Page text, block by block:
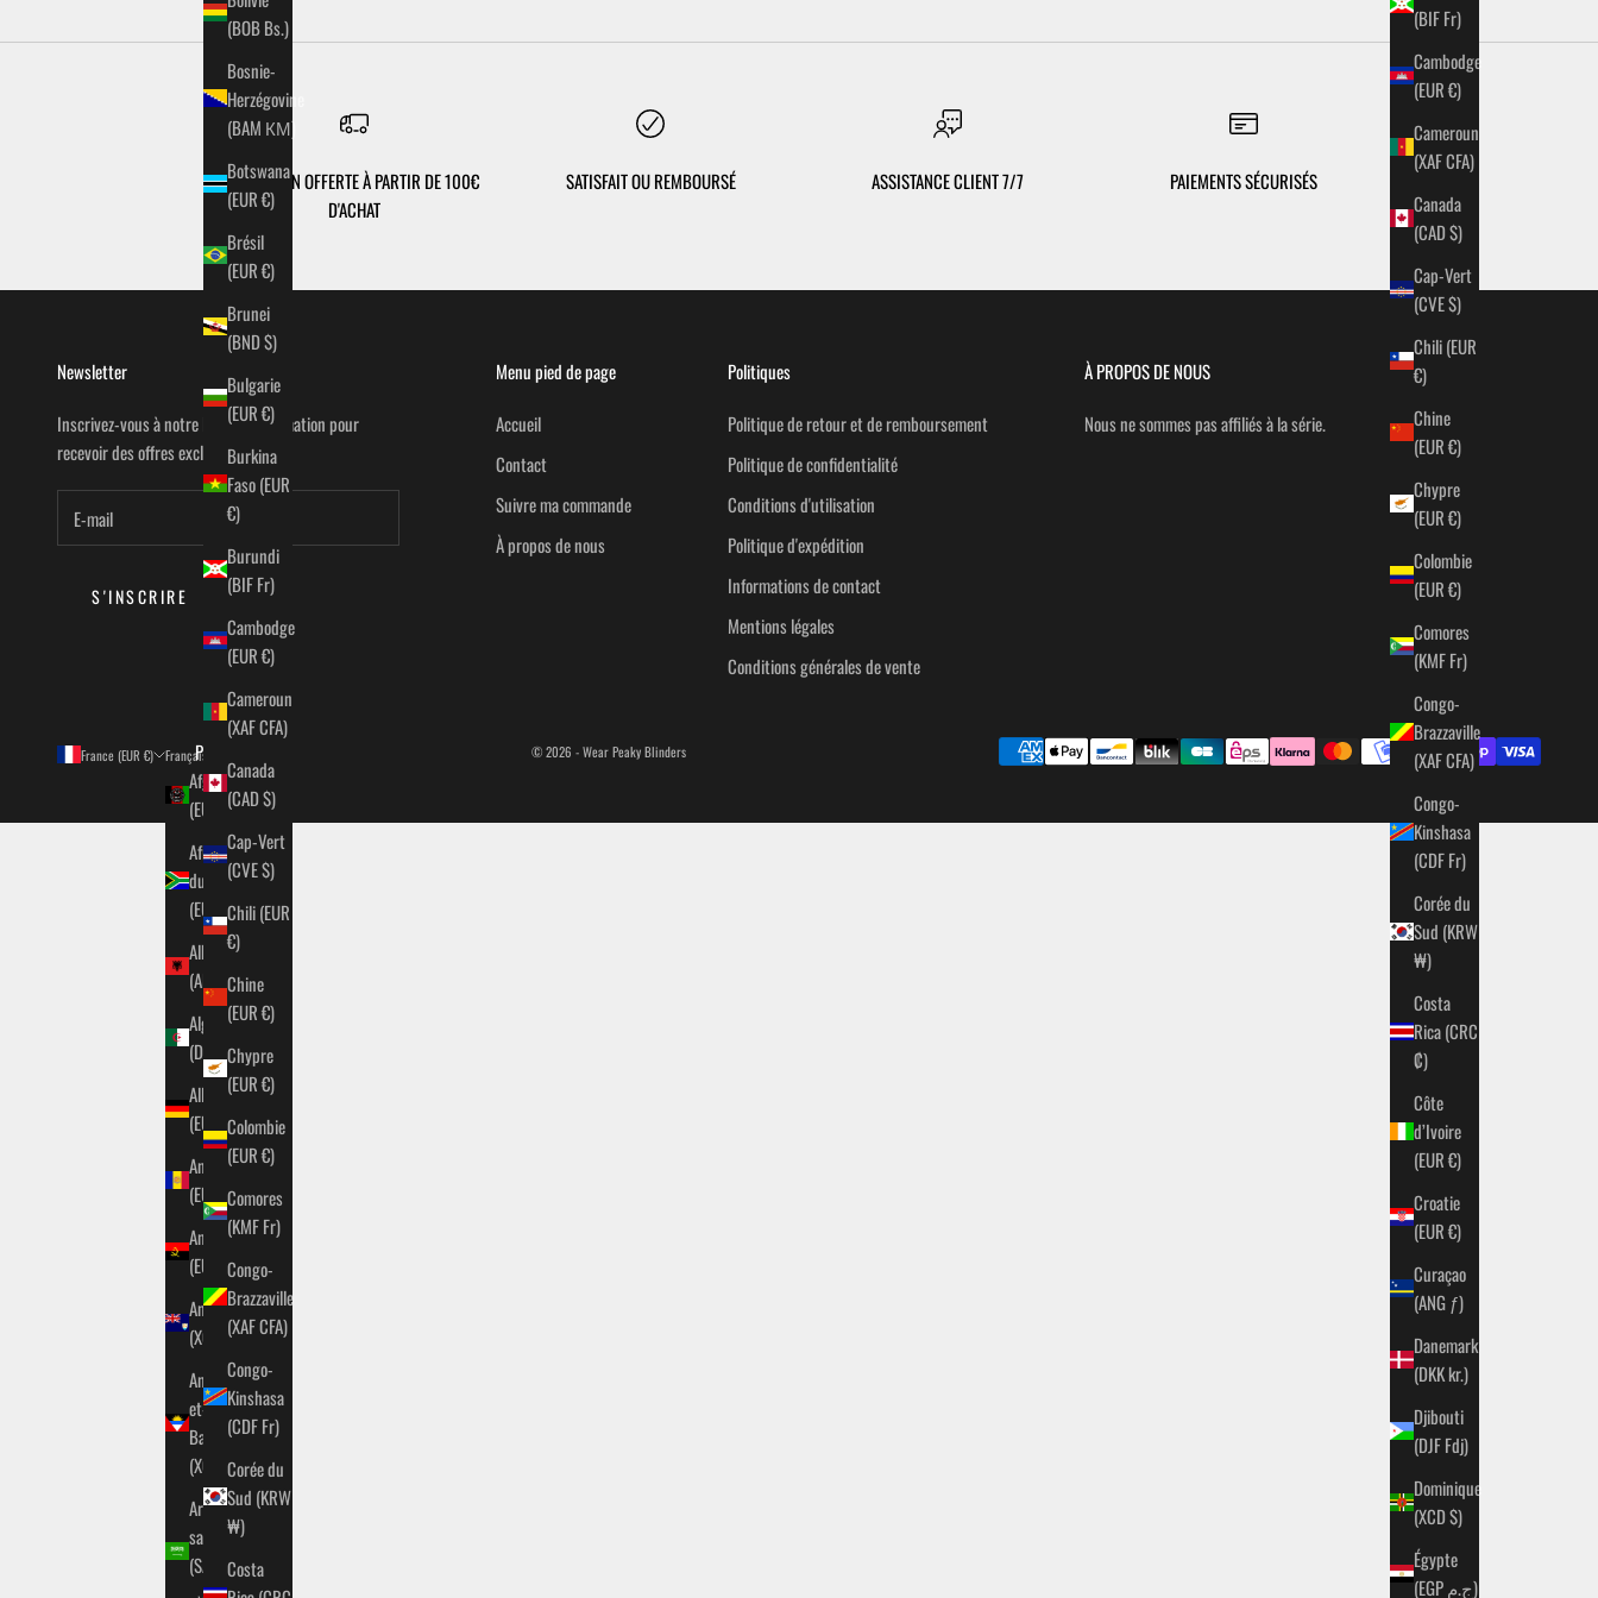
(BIF Fr)
Cambodge
(EUR €)
Cameroun
(XAF CFA)
Canada
(CAD $)
Cap-Vert
(CVE $)
Chili (EUR
€)
Chine
(EUR €)
Chypre
(EUR €)
Colombie
(EUR €)
Comores
(KMF Fr)
Congo-
Brazzaville
(XAF CFA)
Congo-
Kinshasa
(CDF Fr)
Corée du
Sud (KRW
₩)
Costa
Rica (CRC
₡)
Côte
d’Ivoire
(EUR €)
Croatie
(EUR €)
Curaçao
(ANG ƒ)
Danemark
(DKK kr.)
Djibouti
(DJF Fdj)
Dominique
(XCD $)
Égypte
(EGP ج.م)
(BOB Bs.)
Bosnie-
Herzégovine
(BAM КМ)
Botswana
(EUR €)
Brésil
(EUR €)
Brunei
(BND $)
Bulgarie
(EUR €)
Burkina
Faso (EUR
€)
Burundi
(BIF Fr)
Cambodge
(EUR €)
Cameroun
(XAF CFA)
Canada
(CAD $)
Cap-Vert
(CVE $)
Chili (EUR
€)
Chine
(EUR €)
Chypre
(EUR €)
Colombie
(EUR €)
Comores
(KMF Fr)
Congo-
Brazzaville
(XAF CFA)
Congo-
Kinshasa
(CDF Fr)
Corée du
Sud (KRW
₩)
Costa
LIVRAISON OFFERTE À PARTIR DE 100€
D'ACHAT
SATISFAIT OU REMBOURSÉ ASSISTANCE CLIENT 7/7 PAIEMENTS SÉCURISÉS
Newsletter
Inscrivez-vous à notre lettre d'information pour
recevoir des offres exclusives.
S'INSCRIRE
Menu pied de page
Accueil
Contact
Suivre ma commande
À propos de nous
Politiques
Politique de retour et de remboursement
Politique de confidentialité
Conditions d'utilisation
Politique d'expédition
Informations de contact
Mentions légales
Conditions générales de vente
À PROPOS DE NOUS
Nous ne sommes pas affiliés à la série.
France (EUR €)
Pays
Afghanistan
(EUR €)
Afrique
du Sud
(EUR €)
Albanie
(ALL L)
Algérie
(DZD د.ج)
Allemagne
(EUR €)
Andorre
(EUR €)
Angola
(EUR €)
Anguilla
(XCD $)
Antigua-
et-
Barbuda
(XCD $)
Arabie
saoudite
(SAR
Français
Français
© 2026 - Wear Peaky Blinders